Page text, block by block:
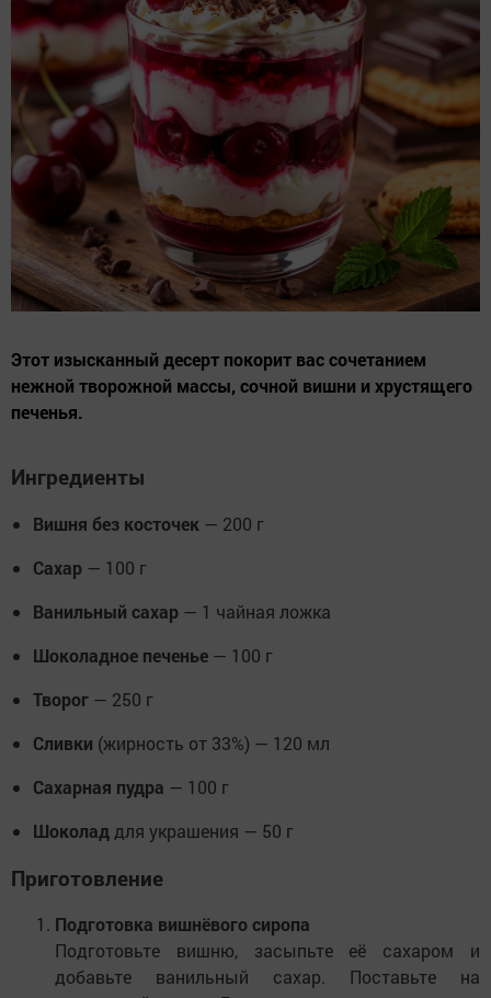
Этот изысканный десерт покорит вас сочетанием
нежной творожной массы, сочной вишни и хрустящего
печенья.
Ингредиенты
Вишня без косточек — 200 г
Сахар — 100 г
Ванильный сахар — 1 чайная ложка
Шоколадное печенье — 100 г
Творог — 250 г
Сливки (жирность от 33%) — 120 мл
Сахарная пудра — 100 г
Шоколад для украшения — 50 г
Приготовление
Подготовка вишнёвого сиропа
Подготовьте вишню, засыпьте её сахаром и
добавьте ванильный сахар. Поставьте на